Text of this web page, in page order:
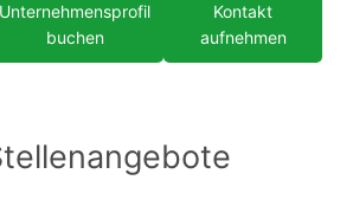
Unternehmensprofil
buchen
Kontakt
aufnehmen